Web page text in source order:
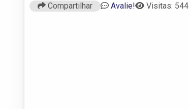
Compartilhar Avalie! Visitas: 544